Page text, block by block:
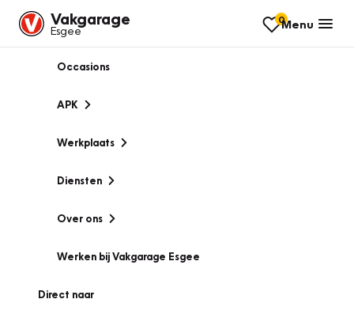
Vakgarage
Esgee
0Menu
Occasions
APK
Werkplaats
Diensten
Over ons
Werken bij Vakgarage Esgee
Direct naar